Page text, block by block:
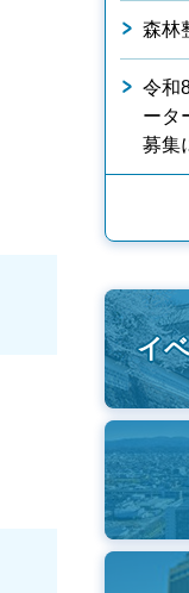
森林
令和
ータ
募集
イ